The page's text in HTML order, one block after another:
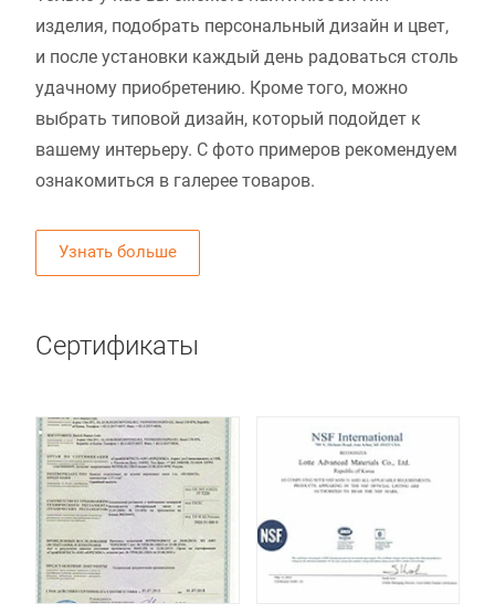
изделия, подобрать персональный дизайн и цвет,
и после установки каждый день радоваться столь
удачному приобретению. Кроме того, можно
выбрать типовой дизайн, который подойдет к
вашему интерьеру. С фото примеров рекомендуем
ознакомиться в галерее товаров.
Узнать больше
Сертификаты